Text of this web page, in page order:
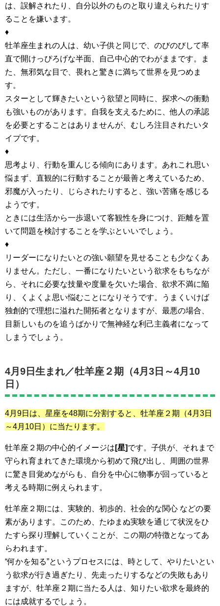
は、誤解されたり、自分以外のものと取り違えられたりす
ることを嫌います。
♦
牡羊座生まれの人は、幼い子供と同じで、のびのびして率
直で開けっぴろげな半面、自己中心的でわがままです。ま
た、無邪気な目で、畏れと驚きに満ちて世界を見つめま
す。
スターとして輝きたいという欲望と同時に、探求への衝動
も強いものがあります。自我を支えるために、他人の承認
を必要とすることはありませんが、むしろ注目されたいタ
イプです。
♦
思考より、行動を重んじる傾向にあります。あれこれ思い
悩まず、直観的に行動することが最善と考えているため、
邪魔が入ったり、じらされたりすると、強い苦痛を感じる
ようです。
ときには生活から一歩退いて客観性を身につけ、距離を置
いて問題を検討することを学ぶといいでしょう。
♦
リーダーになりたいとの強い願望を見せることも少なくあ
りません。ただし、一番になりたいという欲求をもちなが
ら、それに必要な技量や度量を欠いた場合、欲求不満に陥
り、くよくよ思い悩むことになりそうです。うまくいけば
独創的で理想に溢れた開拓者となりますが、最悪の場合、
目新しいものを追うばかりで無神経な利己主義者になって
しまうでしょう。
4月9日生まれ／牡羊座２期（4月3日～4月10
日）
4月9日は、星座を48期に分割すると、牡羊座２期
（4月3日
～4月10日） に当たります。
牡羊座２期の中心的イメージは [星]です。子供が、それまで
守られ育まれてきた環境から初めて飛び出し、周囲の世界
に驚き目覚めながらも、自分を中心に物事が回っていると
考える時期に例えられます。
牡羊座２期には、実験的、初歩的、社会的な関心 などの要
素があります。このため、たゆまぬ実験を通じて状況をひ
たすら探り理解していくことが、この期の特徴となってあ
らわれます。
“何かを知る”というプロセスには、時として、やりたいとい
う欲求が行き過ぎたり、先走ったりするなどの失敗もあり
ますが、牡羊座２期に当たる人は、知りたい欲求を最終的
には成就するでしょう。